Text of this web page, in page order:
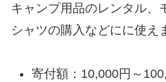
キャンプ用品のレンタル、
シャツの購入などにに使え
寄付額：10,000円～